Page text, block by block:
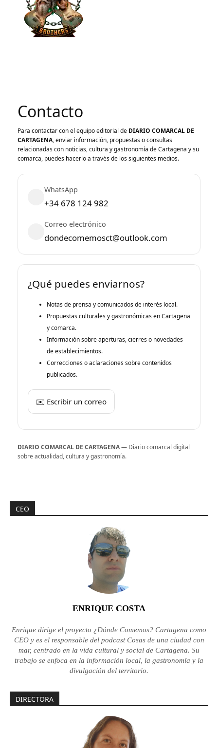
Contacto
Para contactar con el equipo editorial de DIARIO COMARCAL DE
CARTAGENA, enviar información, propuestas o consultas
relacionadas con noticias, cultura y gastronomía de Cartagena y su
comarca, puedes hacerlo a través de los siguientes medios.
WhatsApp
+34 678 124 982
Correo electrónico
dondecomemosct@outlook.com
¿Qué puedes enviarnos?
Notas de prensa y comunicados de interés local.
Propuestas culturales y gastronómicas en Cartagena
y comarca.
Información sobre aperturas, cierres o novedades
de establecimientos.
Correcciones o aclaraciones sobre contenidos
publicados.
✉️ Escribir un correo
DIARIO COMARCAL DE CARTAGENA— Diario comarcal digital
sobre actualidad, cultura y gastronomía.
CEO
ENRIQUE COSTA
Enrique dirige el proyecto ¿Dónde Comemos? Cartagena como
CEO y es el responsable del podcast Cosas de una ciudad con
mar, centrado en la vida cultural y social de Cartagena. Su
trabajo se enfoca en la información local, la gastronomía y la
divulgación del territorio.
DIRECTORA